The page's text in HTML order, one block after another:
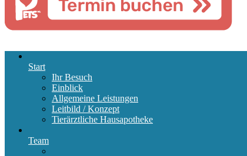
Start
Ihr Besuch
Einblick
Allgemeine Leistungen
Leitbild / Konzept
Tierärztliche Hausapotheke
Team